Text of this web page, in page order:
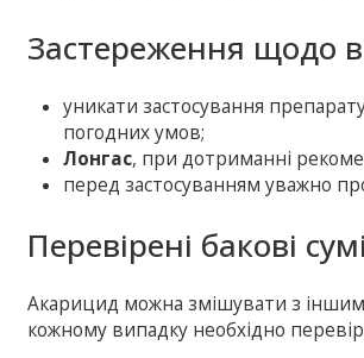
Застереження щодо
уникати застосування
погодних умов;
Лонгас, при дотриманні
перед застосуванням уважно
Перевірені бакові
Акарицид можна змішувати з
кожному випадку необхідно